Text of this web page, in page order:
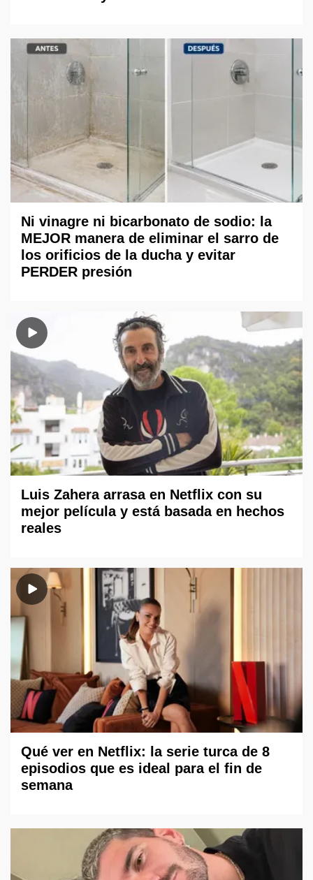
Ni vinagre ni bicarbonato de sodio: la
MEJOR manera de eliminar el sarro de
los orificios de la ducha y evitar
PERDER presión
Luis Zahera arrasa en Netflix con su
mejor película y está basada en hechos
reales
Qué ver en Netflix: la serie turca de 8
episodios que es ideal para el fin de
semana